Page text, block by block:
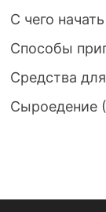
С чего начать
Способы
Средства
Сыроедение